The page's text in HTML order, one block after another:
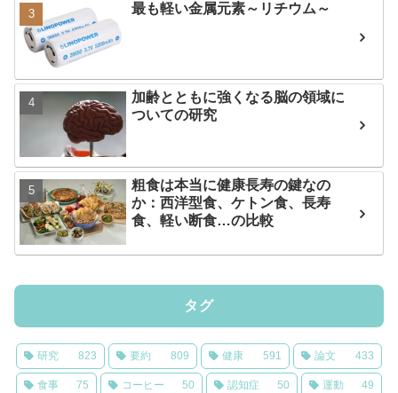
最も軽い金属元素～リチウム～
加齢とともに強くなる脳の領域に
ついての研究
粗食は本当に健康長寿の鍵なの
か：西洋型食、ケトン食、長寿
食、軽い断食…の比較
タグ
研究 823 要約 809 健康 591 論文 433
食事 75 コーヒー 50 認知症 50 運動 49